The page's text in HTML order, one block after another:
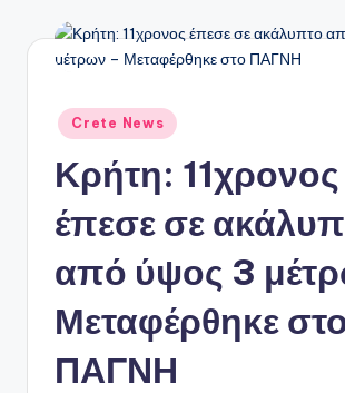
Αναρτήθηκε
σε
Crete News
Κρήτη: 11χρονος
έπεσε σε
από ύψος 3
Μεταφέρθηκε
ΠΑΓΝΗ